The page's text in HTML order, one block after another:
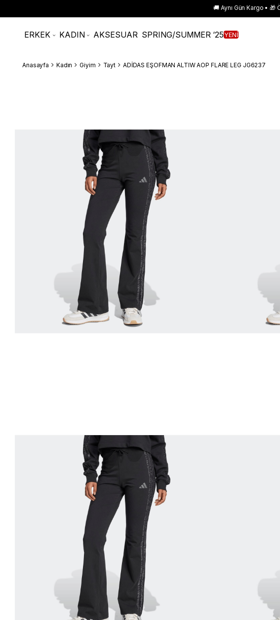
🚚 Aynı Gün Kargo • 🎁
ERKEK KADIN AKSESUAR SPRING/SUMMER ‘25YENİ
Anasayfa Kadın Giyim Tayt ADİDAS EŞOFMAN ALTIW AOP FLARE LEG JG6237